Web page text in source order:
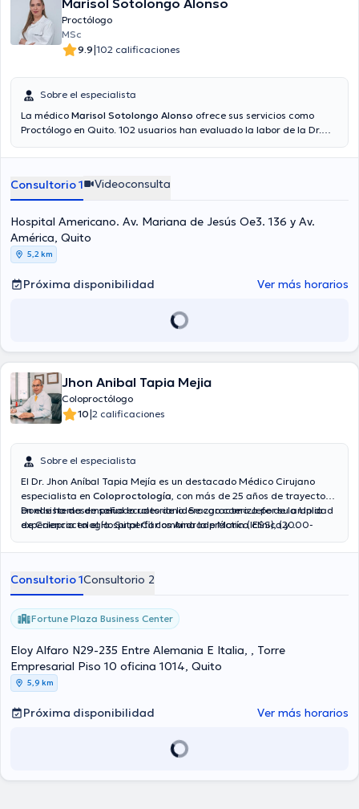
Marisol Sotolongo Alonso
Proctólogo
MSc
9.9|102 calificaciones
Sobre el especialista
La médico Marisol Sotolongo Alonso ofrece sus servicios como
Proctólogo en Quito. 102 usuarios han evaluado la labor de la Dr.
reembolso con cualquier aseguradora son aceptadas.
Consultorio 1 Videoconsulta
Hospital Americano. Av. Mariana de Jesús Oe3. 136 y Av.
América, Quito
5,2 km
Próxima disponibilidad Ver más horarios
Jhon Anibal Tapia Mejia
Coloproctólogo
10|2 calificaciones
Sobre el especialista
El Dr. Jhon Aníbal Tapia Mejía es un destacado Médico Cirujano
especialista en Coloproctología, con más de 25 años de trayectoria
en el sistema de salud ecuatoriano. Se caracteriza por su amplia
experiencia en el Hospital Carlos Andrade Marín (IESS), (2000-
Donde ha desempeñado roles de liderazgo como Jefe de la Unidad
de Coloproctología. Su perfil combina la práctica clínica y
de una activa participación docente y gremial, siendo actualmente
(2025-2027).
Consultorio 1Consultorio 2
Fortune Plaza Business Center
Eloy Alfaro N29-235 Entre Alemania E Italia, , Torre
Empresarial Piso 10 oficina 1014, Quito
5,9 km
Próxima disponibilidad Ver más horarios